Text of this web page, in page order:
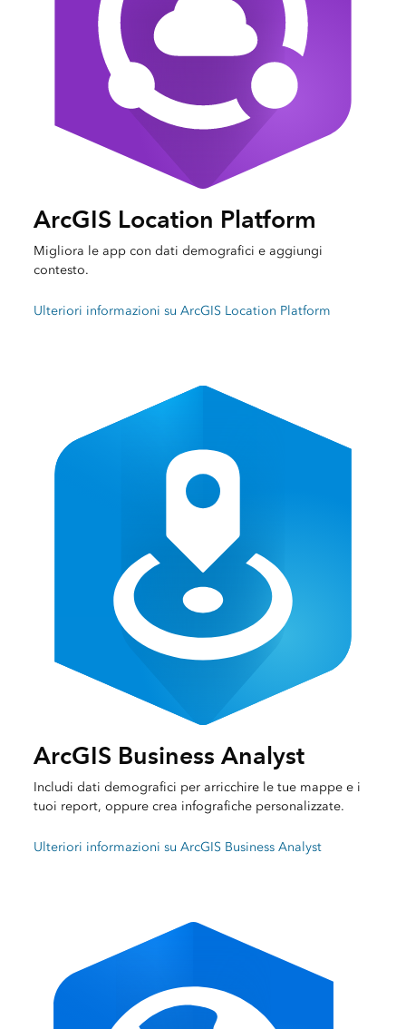
ArcGIS Location Platform
Migliora le app con dati demografici e aggiungi
contesto.
Ulteriori informazioni su ArcGIS Location Platform
ArcGIS Business Analyst
Includi dati demografici per arricchire le tue mappe e i
tuoi report, oppure crea infografiche personalizzate.
Ulteriori informazioni su ArcGIS Business Analyst